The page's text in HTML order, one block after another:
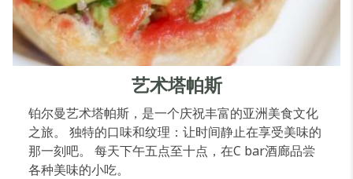
艺术塔帕斯
铂尔曼艺术塔帕斯，是一个庆祝丰富的亚洲美食文化
之旅。 独特的口味和纹理：让时间静止在享受美味的
那一刻吧。 每天下午五点至十点，在C bar酒廊品尝
各种美味的小吃。